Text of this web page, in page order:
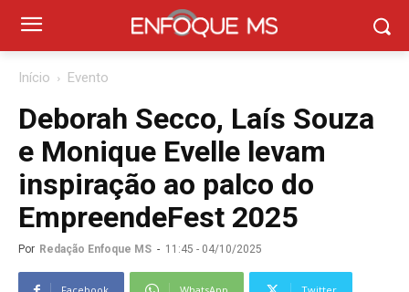
Início Evento
Deborah Secco, Laís Souza
e Monique Evelle levam
inspiração ao palco do
EmpreendeFest 2025
Por Redação Enfoque MS - 11:45 - 04/10/2025